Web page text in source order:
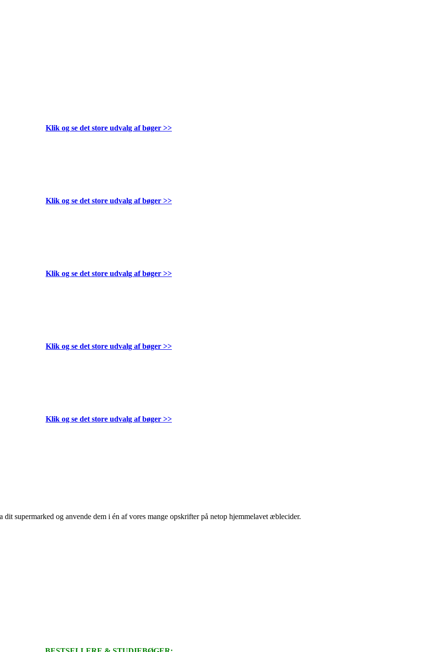
Klik og se det store udvalg af bøger >>
Klik og se det store udvalg af bøger >>
Klik og se det store udvalg af bøger >>
Klik og se det store udvalg af bøger >>
Klik og se det store udvalg af bøger >>
supermarked og anvende dem i én af vores mange opskrifter på netop hjemmelavet æblecider.